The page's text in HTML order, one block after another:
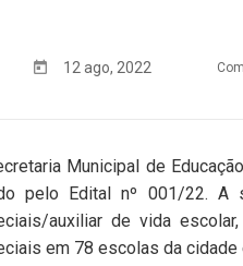
12 ago, 2022
Municipal de
pelo Edital nº 001/22. A
auxiliar de vida
em 78 escolas da cidade